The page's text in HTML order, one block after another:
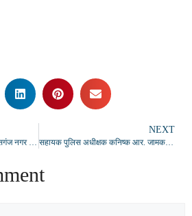
अखिल भारतीय विद्यार्थी परिषद गौसगंज नगर इकाई का पुनर्गठन, आशीष कुमार बने नगर अध्यक्ष व रोहित यादव नगर मंत्री
NEXT
सहायक पुलिस अधीक्षक कनिष्क आर. जामकर को भावभीनी विदाई, अधिकारियों ने उज्ज्वल भविष्य की दी शुभकामनाएं